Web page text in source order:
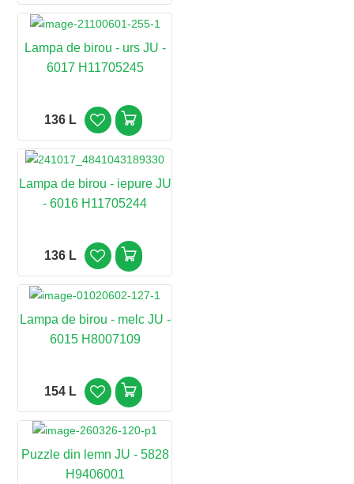
Lampa de birou - urs JU -
6017 H11705245
136 L
Lampa de birou - iepure JU
- 6016 H11705244
136 L
Lampa de birou - melc JU -
6015 H8007109
154 L
Puzzle din lemn JU - 5828
H9406001